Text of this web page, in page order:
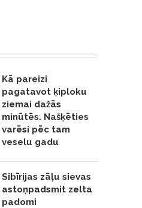
Kā pareizi
pagatavot ķiploku
ziemai dažās
minūtēs. Našķēties
varēsi pēc tam
veselu gadu
Sibīrijas zāļu sievas
astoņpadsmit zelta
padomi